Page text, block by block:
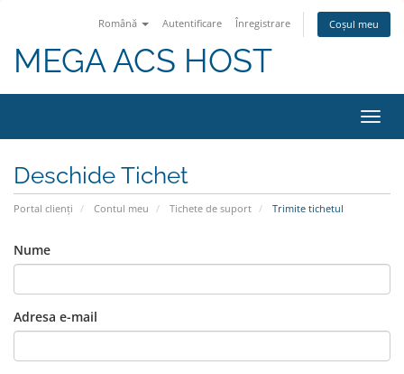
Română Autentificare Înregistrare Coșul meu
MEGA ACS HOST
Deschide Tichet
Portal clienți Contul meu Tichete de suport Trimite tichetul
Nume
Adresa e-mail